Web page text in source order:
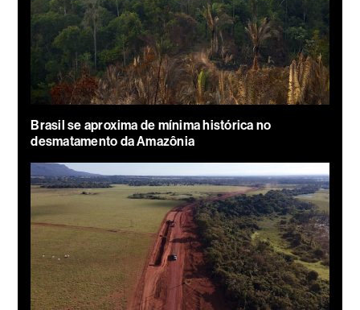
Brasil se aproxima de mínima histórica no
desmatamento da Amazônia